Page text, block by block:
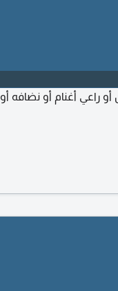
راعي أغنام أو نضافه أو